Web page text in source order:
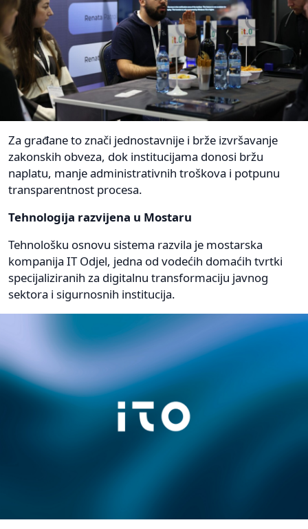
Za građane to znači jednostavnije i brže izvršavanje
zakonskih obveza, dok institucijama donosi bržu
naplatu, manje administrativnih troškova i potpunu
transparentnost procesa.
Tehnologija razvijena u Mostaru
Tehnološku osnovu sistema razvila je mostarska
kompanija IT Odjel, jedna od vodećih domaćih tvrtki
specijaliziranih za digitalnu transformaciju javnog
sektora i sigurnosnih institucija.